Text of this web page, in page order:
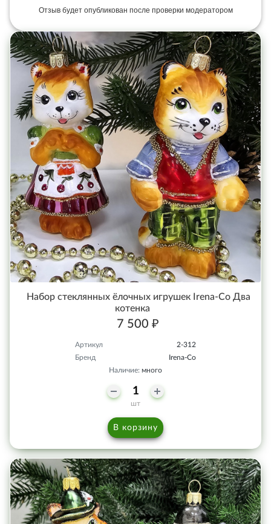
Отзыв будет опубликован после проверки модератором
Набор стеклянных ёлочных игрушек Irena-Co Два
котенка
7 500 ₽
Артикул
2-312
Бренд
Irena-Co
Наличие: много
шт
В корзину